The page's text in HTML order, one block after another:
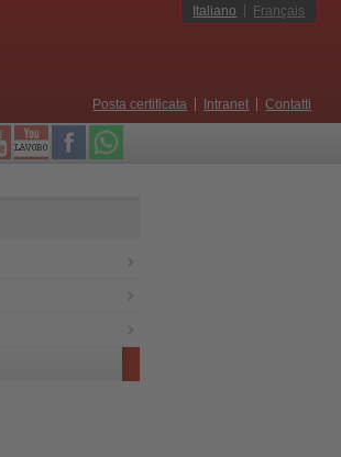
Italiano Français
Posta certificata Intranet Contatti